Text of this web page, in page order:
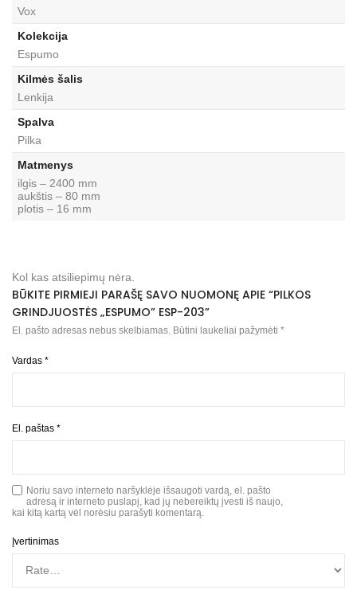
Vox
Kolekcija
Espumo
Kilmės šalis
Lenkija
Spalva
Pilka
Matmenys
ilgis – 2400 mm
aukštis – 80 mm
plotis – 16 mm
Kol kas atsiliepimų nėra.
BŪKITE PIRMIEJI PARAŠĘ SAVO NUOMONĘ APIE “PILKOS
GRINDJUOSTĖS „ESPUMO” ESP-203”
El. pašto adresas nebus skelbiamas. Būtini laukeliai pažymėti *
Vardas *
El. paštas *
Noriu savo interneto naršyklėje išsaugoti vardą, el. pašto
adresą ir interneto puslapį, kad jų nebereiktų įvesti iš naujo,
kai kitą kartą vėl norėsiu parašyti komentarą.
Įvertinimas